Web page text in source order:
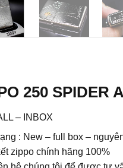
250 SPIDER
– INBOX
: New – full box –
zippo chính hãng 100%